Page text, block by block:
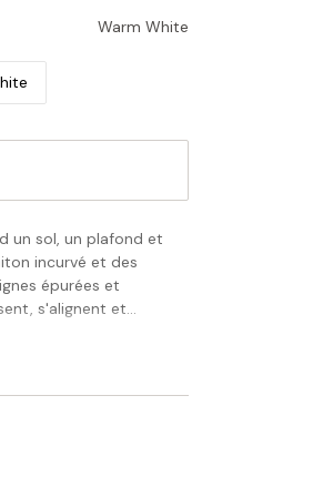
Warm White
un sol, un plafond et
incurvé et des
épurées et
s'alignent et
n'inclut pas les droits
nos produits, veuillez